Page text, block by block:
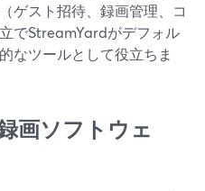
ゲスト招待、録画管理、コ
でStreamYardがデフォル
なツールとして役立ちま
画ソフトウェ